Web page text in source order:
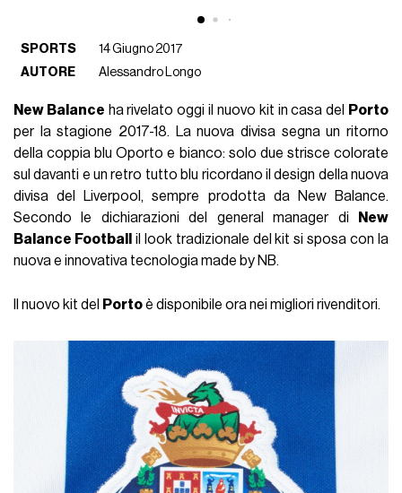
SPORTS
14 Giugno 2017
AUTORE
Alessandro Longo
New Balance ha rivelato oggi il nuovo kit in casa del
Porto
per la stagione 2017-18. La nuova divisa segna un ritorno
della coppia blu Oporto e bianco: solo due strisce colorate
sul davanti e un retro tutto blu ricordano il design della nuova
divisa del Liverpool, sempre prodotta da New Balance.
Secondo le dichiarazioni del general manager di
New
Balance Football
il look tradizionale del kit si sposa con la
nuova e innovativa tecnologia made by NB.
Il nuovo kit del Portoè disponibile ora nei migliori rivenditori.